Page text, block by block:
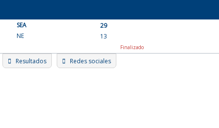
content
SEA
29
NE
13
Finalizado
Resultados Redes sociales